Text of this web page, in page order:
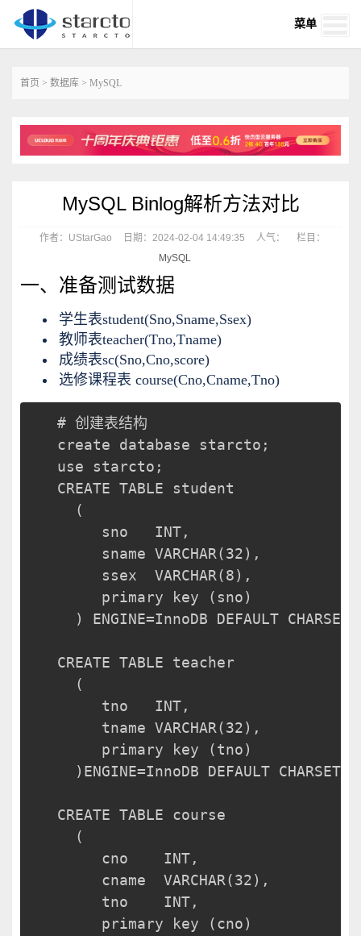
菜单
首页 > 数据库 > MySQL
MySQL Binlog解析方法对比
作者：UStarGao 日期：2024-02-04 14:49:35 人气：
栏目：
MySQL
一、准备测试数据
学生表student(Sno,Sname,Ssex)
教师表teacher(Tno,Tname)
成绩表sc(Sno,Cno,score)
选修课程表 course(Cno,Cname,Tno)
# 创建表结构
create database starcto;
use starcto;
CREATE TABLE student
(
sno   INT,
sname VARCHAR(32),
ssex  VARCHAR(8),
primary key (sno)
) ENGINE=InnoDB DEFAULT
CREATE TABLE teacher
(
tno   INT,
tname VARCHAR(32),
primary key (tno)
)ENGINE=InnoDB DEFAULT
CREATE TABLE course
(
cno    INT,
cname  VARCHAR(32),
tno    INT,
primary key (cno)